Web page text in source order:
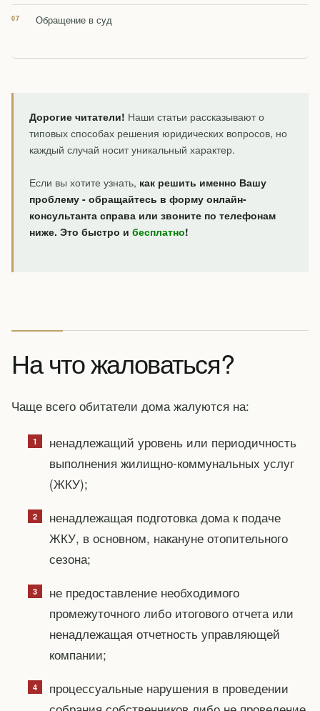
Обращение в суд
Дорогие читатели! Наши статьи рассказывают о
типовых способах решения юридических вопросов, но
каждый случай носит уникальный характер.
Если вы хотите узнать, как решить именно Вашу
проблему - обращайтесь в форму онлайн-
консультанта справа или звоните по телефонам
ниже. Это быстро и бесплатно!
На что жаловаться?
Чаще всего обитатели дома жалуются на:
ненадлежащий уровень или периодичность
выполнения жилищно-коммунальных услуг
(ЖКУ);
ненадлежащая подготовка дома к подаче
ЖКУ, в основном, накануне отопительного
сезона;
не предоставление необходимого
промежуточного либо итогового отчета или
ненадлежащая отчетность управляющей
компании;
процессуальные нарушения в проведении